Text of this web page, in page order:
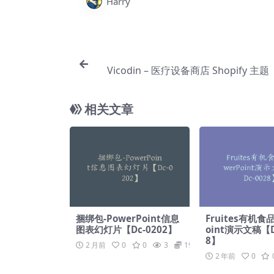
Vicodin – 医疗设备商店 Shopify 主题
相关文章
捆绑包-PowerPoint信息
图表幻灯片【Dc-0202】
2 月前 0 0 3 19.9
Fruites有机食
oint演示文稿【
8】
2 年前 0